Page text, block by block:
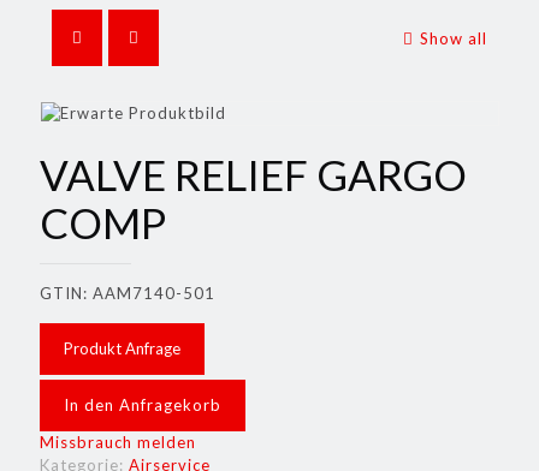
Show all
VALVE RELIEF GARGO
COMP
GTIN: AAM7140-501
Produkt Anfrage
In den Anfragekorb
Missbrauch melden
Kategorie: Airservice